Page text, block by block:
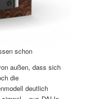
schon
außen, dass sich
die
deutlich